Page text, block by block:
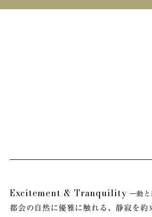
Excitement & Tranquility ―動
都会の自然に優雅に触れる、 静寂を約